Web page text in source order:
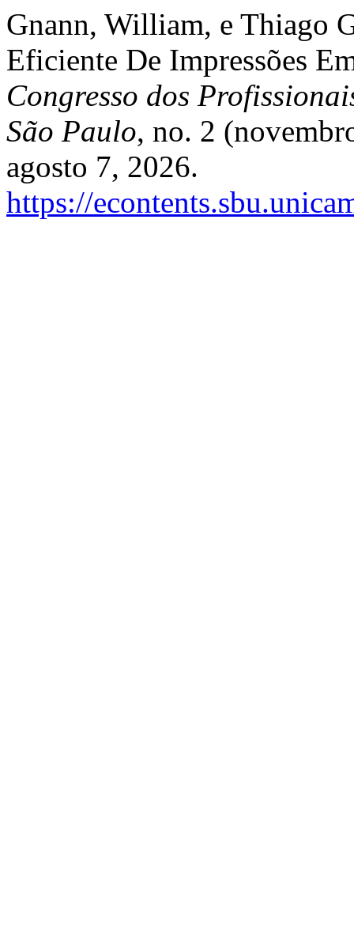
Gnann, William, e Thiago
Eficiente De Impressões
Congresso dos
São Paulo, no. 2
agosto 7, 2026.
https://